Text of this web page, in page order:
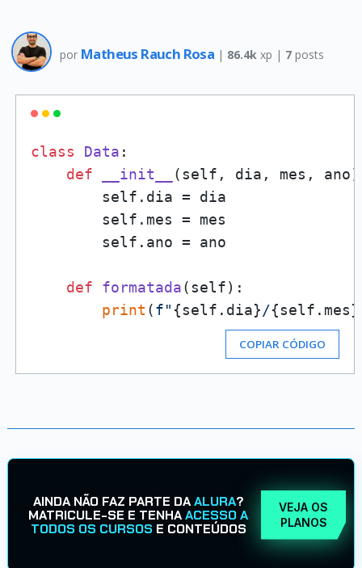
por Matheus Rauch Rosa | 86.4k xp | 7posts
class Data :
def
__init__ (self, dia, mes, ano
        self.dia = dia
        self.mes = mes
        self.ano = ano
def formatada(self):
print (f" {self.dia}/{self.mes}
COPIAR CÓDIGO
AINDA NÃO FAZ PARTE DAALURA?
MATRICULE-SE E TENHAACESSO A
TODOS OS CURSOS E CONTEÚDOS
VEJA OS
PLANOS